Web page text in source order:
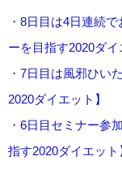
・ 8日目は4日連続で
ーを目指す2020ダイ
・ 7日目は風邪ひい
2020ダイエット】
・ 6日目セミナー参
指す2020ダイエット